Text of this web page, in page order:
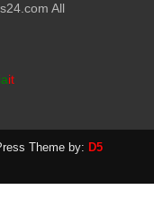
All
it
Theme by: D5